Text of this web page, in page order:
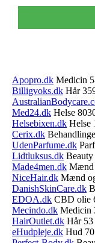
Apopro.dk Medicin
Billigvoks.dk Hår
Med24.dk Helse
Helsebixen.dk Helse
Cerix.dk
UdenParfume.dk
Lidtluksus.dk
Made4men.dk Mænd
NiceHair.dk Mænd
DanishSkinCare.dk
EDOA.dk CBD olie
Mecindo.dk Medicin
HairOutlet.dk Hår 53
eHudpleje.dk Hud